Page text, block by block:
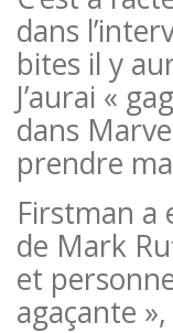
dans
bites il y
J’aurai «
dans
prendre
Firstman a
de Mark
et
agaçante